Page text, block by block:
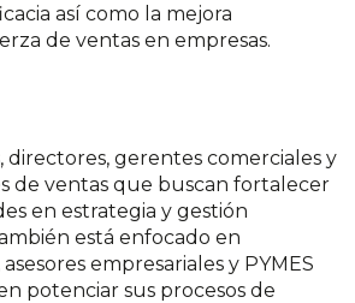
así como la mejora
de ventas en empresas.
directores, gerentes comerciales y
de ventas que buscan fortalecer
en estrategia y gestión
está enfocado en
empresariales y PYMES
potenciar sus procesos de